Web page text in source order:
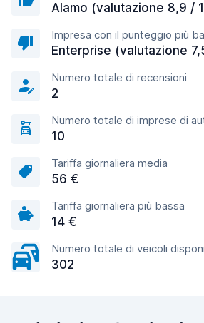
Alamo (valutazione 8,9 /
Impresa con il punteggio più
Enterprise (valutazione
Numero totale di recensioni
2
Numero totale di imprese di
10
Tariffa giornaliera media
56 €
Tariffa giornaliera più bassa
14 €
Numero totale di veicoli
302